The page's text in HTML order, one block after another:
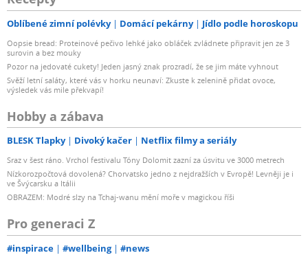
Oblíbené zimní polévky Domácí pekárny Jídlo podle horoskopu
Oopsie bread: Proteinové pečivo lehké jako obláček zvládnete připravit jen ze 3
surovin a bez mouky
Pozor na jedovaté cukety! Jeden jasný znak prozradí, že se jim máte vyhnout
Svěží letní saláty, které vás v horku neunaví: Zkuste k zelenině přidat ovoce,
výsledek vás mile překvapí!
Hobby a zábava
BLESK Tlapky Divoký kačer Netflix filmy a seriály
Sraz v šest ráno. Vrchol festivalu Tóny Dolomit zazní za úsvitu ve 3000 metrech
Nízkorozpočtová dovolená? Chorvatsko jedno z nejdražších v Evropě! Levněji je i
ve Švýcarsku a Itálii
OBRAZEM: Modré slzy na Tchaj-wanu mění moře v magickou říši
Pro generaci Z
#inspirace #wellbeing #news